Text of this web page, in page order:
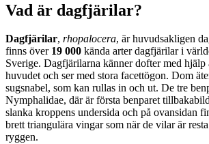
Vad är dagfjärilar?
Dagfjärilar, rhopalocera, är huvudsakligen
finns över 19 000 kända arter dagfjärilar i
Sverige. Dagfjärilarna känner dofter med hjälp
huvudet och ser med stora facettögon. Dom
sugsnabel, som kan rullas in och ut. De tre
Nymphalidae, där är första benparet
slanka kroppens undersida och på ovansidan
brett triangulära vingar som när de vilar är
ryggen.